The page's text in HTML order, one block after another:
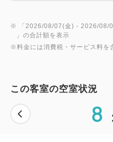
※ 「 2026/08/07(金) - 2026/08/
」の合計額を表示
※料金には消費税・サービス料を
この客室の空室状況
8